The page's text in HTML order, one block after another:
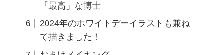
「最高」な博士
2024年のホワイトデーイラストも兼ね
て描きました！